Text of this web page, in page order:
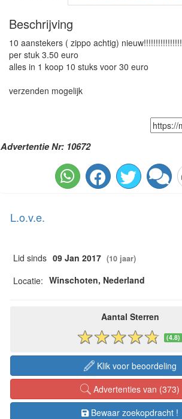
Beschrijving
10 aanstekers ( zippo achtig) nieuw!!!!!!!!!!!!!!!!
per stuk 3.50 euro
alles in 1 koop 10 stuks voor 30 euro
verzenden mogelijk
Advertentie Nr: 10672
L.o.v.e.
Lid sinds 09 Jan 2017 (10 jaar)
Locatie: Winschoten, Nederland
Aantal Sterren
(4.8)
Klik voor beoordeling
Advertenties van (373)
Bewaar zoekopdracht !